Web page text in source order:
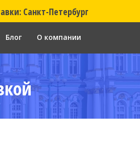
Санкт-Петербург
Блог О компании